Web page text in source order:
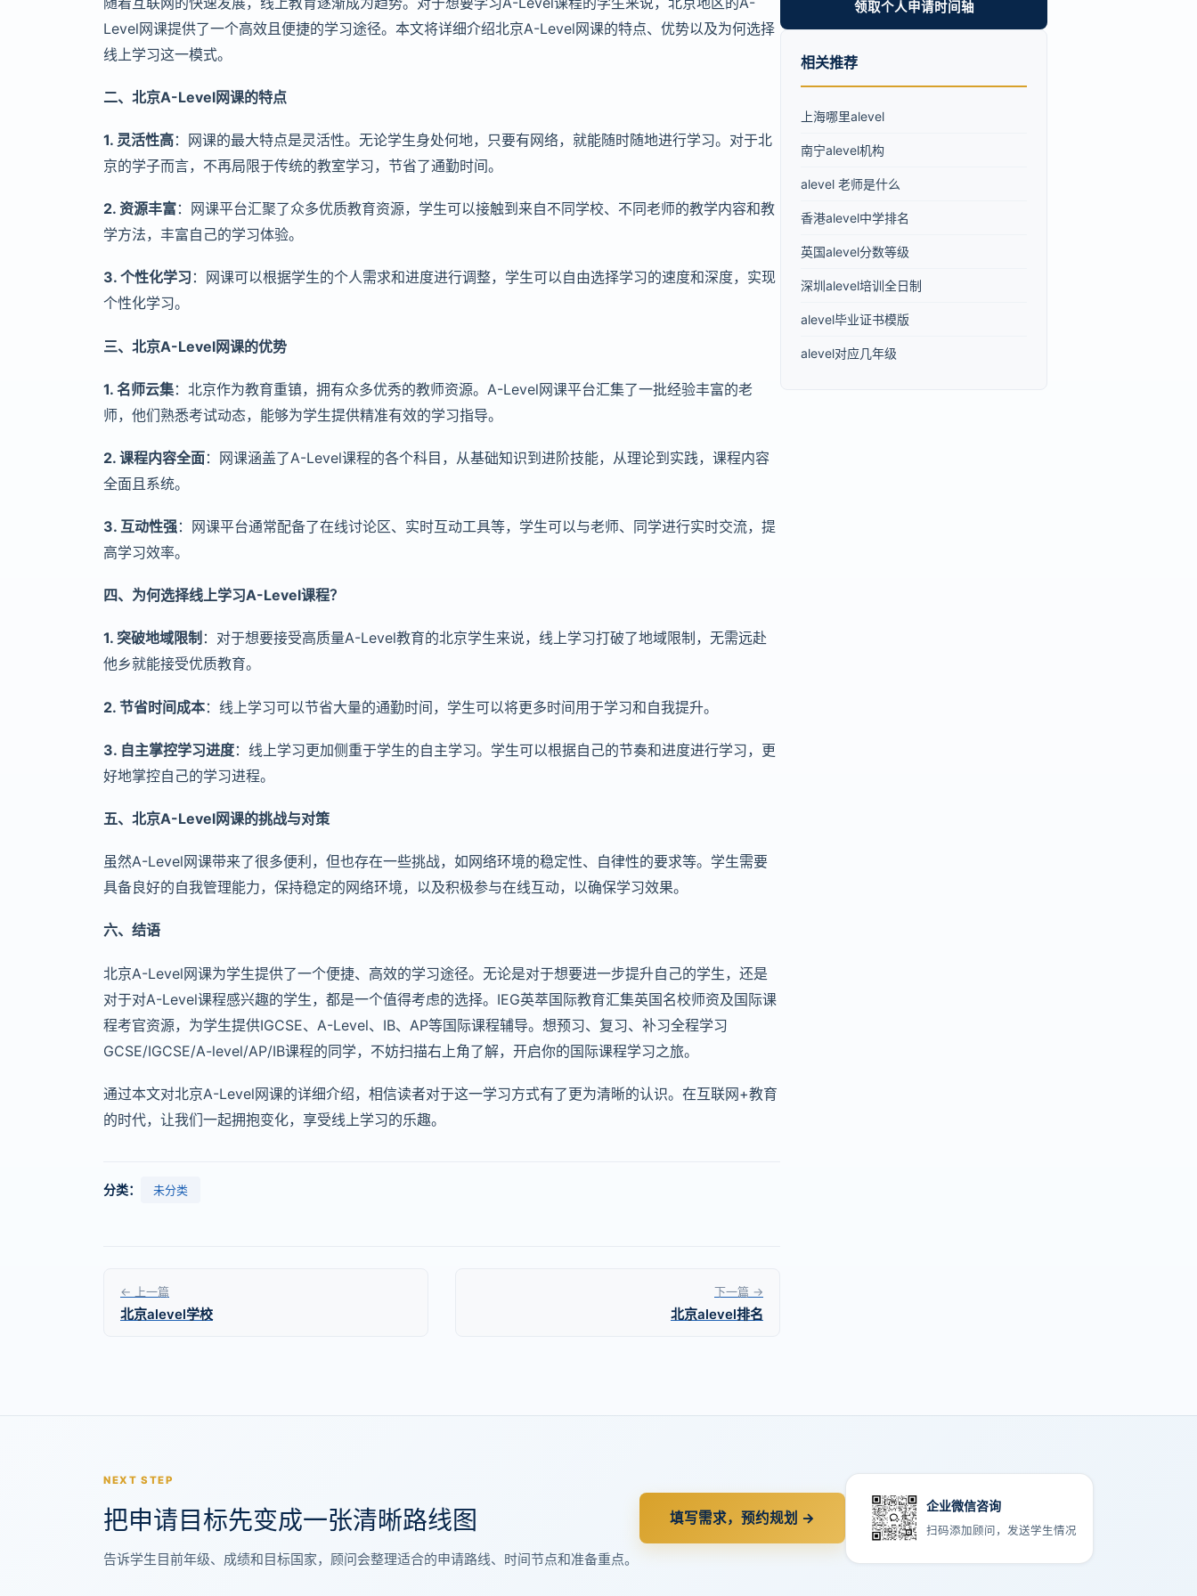
Level网课提供了一个高效且便捷的学习途径。本文将详细介绍北京A-Level网课的特点、优势以及为何选择
线上学习这一模式。
二、北京A-Level网课的特点
1. 灵活性高：网课的最大特点是灵活性。无论学生身处何地，只要有网络，就能随时随地进行学习。对于北
京的学子而言，不再局限于传统的教室学习，节省了通勤时间。
2. 资源丰富：网课平台汇聚了众多优质教育资源，学生可以接触到来自不同学校、不同老师的教学内容和教
学方法，丰富自己的学习体验。
3. 个性化学习 ：网课可以根据学生的个人需求和进度进行调整，学生可以自由选择学习的速度和深度，实现
个性化学习。
三、北京A-Level网课的优势
1. 名师云集：北京作为教育重镇，拥有众多优秀的教师资源。A-Level网课平台汇集了一批经验丰富的老
师，他们熟悉考试动态，能够为学生提供精准有效的学习指导。
2. 课程内容全面：网课涵盖了A-Level课程的各个科目，从基础知识到进阶技能，从理论到实践，课程内容
全面且系统。
3. 互动性强：网课平台通常配备了在线讨论区、实时互动工具等，学生可以与老师、同学进行实时交流，提
高学习效率。
四、为何选择线上学习A-Level课程？
1. 突破地域限制 ：对于想要接受高质量A-Level教育的北京学生来说，线上学习打破了地域限制，无需远赴
他乡就能接受优质教育。
2. 节省时间成本：线上学习可以节省大量的通勤时间，学生可以将更多时间用于学习和自我提升。
3. 自主掌控学习进度：线上学习更加侧重于学生的自主学习。学生可以根据自己的节奏和进度进行学习，更
好地掌控自己的学习进程。
五、北京A-Level网课的挑战与对策
虽然A-Level网课带来了很多便利，但也存在一些挑战，如网络环境的稳定性、自律性的要求等。学生需要
具备良好的自我管理能力，保持稳定的网络环境，以及积极参与在线互动，以确保学习效果。
六、结语
北京A-Level网课为学生提供了一个便捷、高效的学习途径。无论是对于想要进一步提升自己的学生，还是
对于对A-Level课程感兴趣的学生，都是一个值得考虑的选择。IEG英萃国际教育汇集英国名校师资及国际课
程考官资源，为学生提供IGCSE、A-Level、IB、AP等国际课程辅导。想预习、复习、补习全程学习
GCSE/IGCSE/A-level/AP/IB课程的同学，不妨扫描右上角了解，开启你的国际课程学习之旅。
通过本文对北京A-Level网课的详细介绍，相信读者对于这一学习方式有了更为清晰的认识。在互联网+教育
的时代，让我们一起拥抱变化，享受线上学习的乐趣。
分类： 未分类
← 上一篇
北京alevel学校
下一篇 →
北京alevel排名
领取个人申请时间轴
相关推荐
上海哪里alevel
南宁alevel机构
alevel 老师是什么
香港alevel中学排名
英国alevel分数等级
深圳alevel培训全日制
alevel毕业证书模版
alevel对应几年级
NEXT STEP
把申请目标先变成一张清晰路线图
告诉学生目前年级、成绩和目标国家，顾问会整理适合的申请路线、时间节点和准备重点。
填写需求，预约规划 →
企业微信咨询
扫码添加顾问，发送学生情况